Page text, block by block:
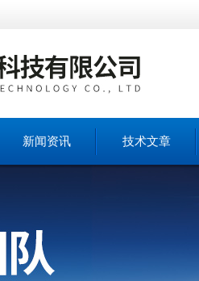
新闻资讯 技术文章